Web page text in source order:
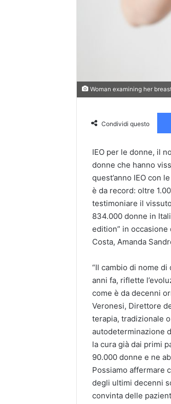
Woman examining her
Condividi questo
IEO per le donne, il
donne che hanno
quest’anno IEO con
è da record: oltre
testimoniare il
834.000 donne in
edition” in
Costa, Amanda
“Il cambio di nome
anni fa, riflette
come è da decenni
Veronesi, Direttore
terapia, tradizionale
autodeterminazione
la cura già dai primi
90.000 donne e ne
Possiamo affermare
degli ultimi decenni
convinta delle